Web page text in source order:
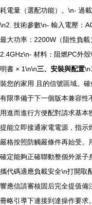
耗電量（選配功能）。\n- 過
\n2. 技術參數\n- 輸入電壓：
最大功率：2200W（阻性負
2.4GHz\n- 材料：阻燃PC外殼
明書 × 1\n\n三、安裝與配置
裝您的家用 且的信號區域。
有限準備于下一個版本兼容性
用進而進行方便配對請求基
提能立即接通家電電源，指
嚴格按照防觸嚴條件再始受。
確定能夠正確聯動整個外派子
攜代碼適應負載安全\n打開取
響應信請審核固后完全提值
冊略引導下連接到達操作要求